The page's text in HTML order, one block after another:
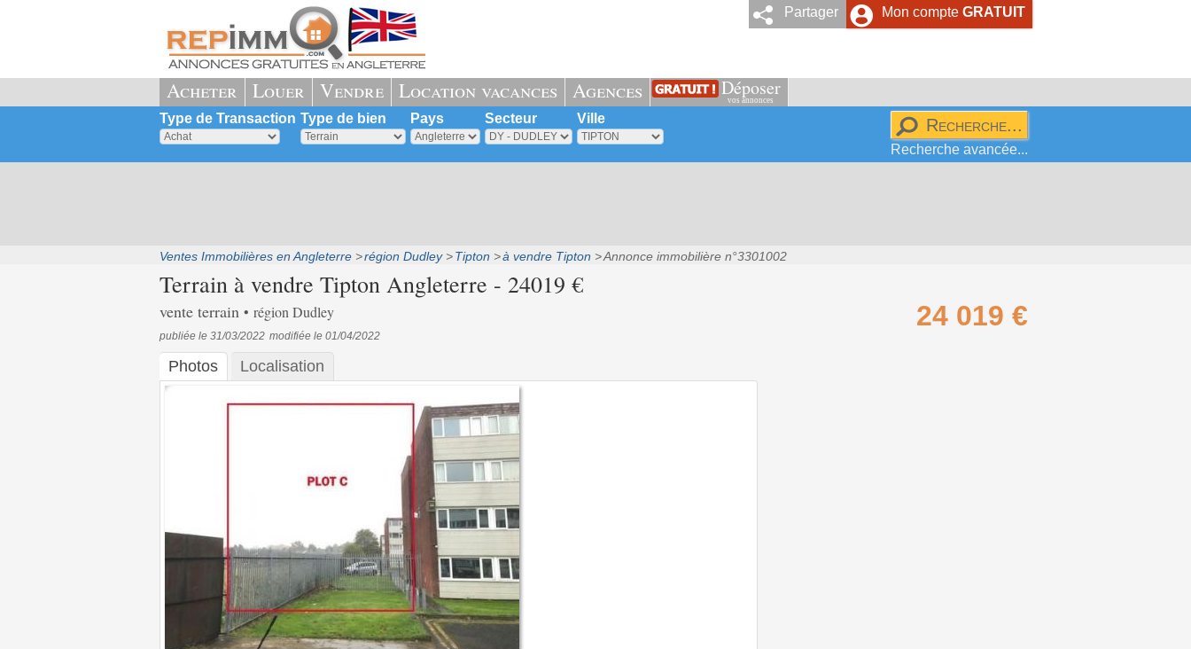
Mon compte GRATUIT
Partager
Acheter Louer Vendre Location vacances Agences Déposer
vos annonces
Type de Transaction Type de bien Pays Secteur Ville
Recherche avancée...
Ventes Immobilières en Angleterre région Dudley Tipton à vendre Tipton Annonce immobilière n°3301002
Terrain à vendre Tipton Angleterre - 24019 €
vente terrain région Dudley 24 019 €
publiée le 31/03/2022 modifiée le 01/04/2022
Photos Localisation